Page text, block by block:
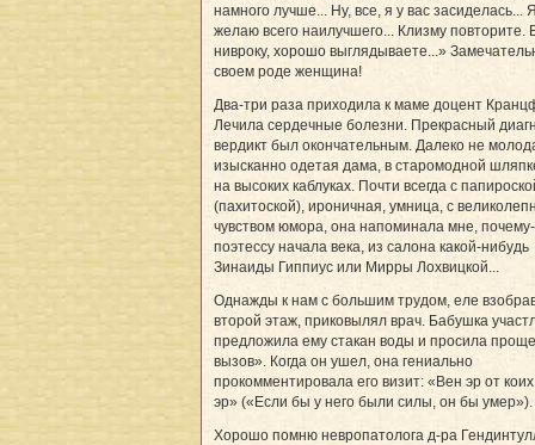
намного лучше... Ну, все, я у вас засиделась...
желаю всего наилучшего... Клизму повторите.
нивроку, хорошо выглядываете...»
своем роде женщина!
Два-три раза приходила к маме доцент
Лечила сердечные болезни. Прекрасный
вердикт был окончательным. Далеко не
изысканно одетая дама, в старомодной
на высоких каблуках. Почти всегда с
(пахитоской), ироничная, умница, с
чувством юмора, она напоминала мне,
поэтессу начала века, из салона какой-нибудь
Зинаиды Гиппиус или Мирры Лохвицкой...
Однажды к нам с большим трудом, еле
второй этаж, приковылял врач. Бабушка
предложила ему стакан воды и просила
вызов». Когда он ушел, она гениально
прокомментировала его визит: «Вен эр от
эр» («Если бы у него были силы, он бы умер»).
Хорошо помню невропатолога д-ра